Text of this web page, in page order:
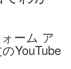
ーム ア
YouTube